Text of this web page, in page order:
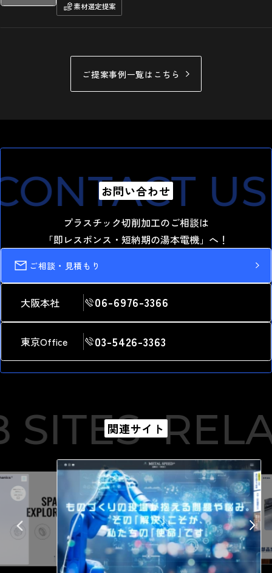
素材選定提案
ご提案事例一覧はこちら
US
お問い合わせ
プラスチック切削加工のご相談は
「即レスポンス・短納期の湯本電機」へ！
ご相談・見積もり
大阪本社 06-6976-3366
東京Office 03-5426-3363
関連サイト